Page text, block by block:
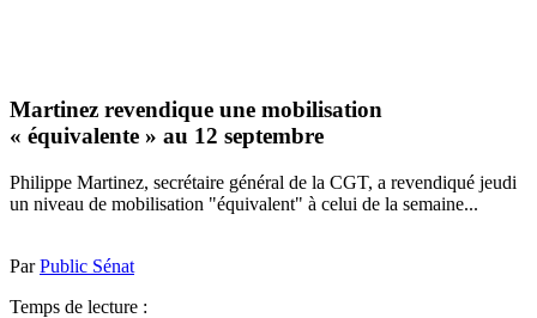
Martinez revendique une mobilisation
« équivalente » au 12 septembre
Philippe Martinez, secrétaire général de la CGT, a revendiqué jeudi
un niveau de mobilisation "équivalent" à celui de la semaine...
ParPublic Sénat
Temps de lecture :